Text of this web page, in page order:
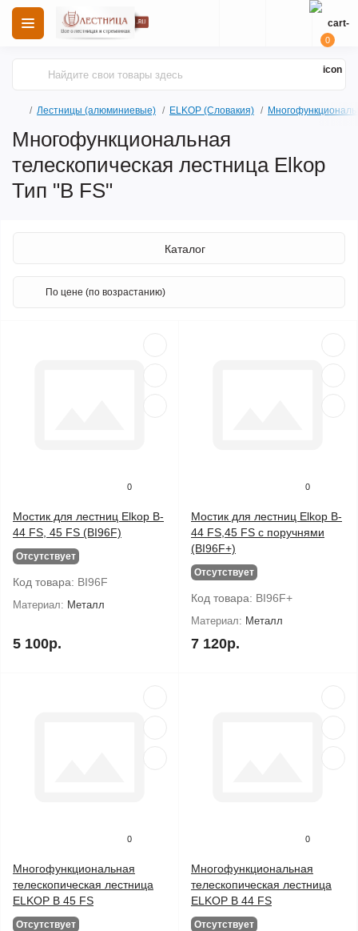
0
Лестницы (алюминиевые) ELKOP (Словакия)
Многофункциональная
телескопическая лестница Elkop
Тип "B FS"
Каталог
0
Мостик для лестниц Elkop B-
44 FS, 45 FS (BI96F)
Отсутствует
Код товара: BI96F
Материал: Металл
5 100р.
0
Мостик для лестниц Elkop B-
44 FS,45 FS с поручнями
(BI96F+)
Отсутствует
Код товара: BI96F+
Материал: Металл
7 120р.
0
Многофункциональная
телескопическая лестница
ELKOP B 45 FS
Отсутствует
0
Многофункциональная
телескопическая лестница
ELKOP B 44 FS
Отсутствует